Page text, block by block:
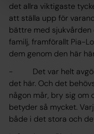
det allra viktigaste
att ställa upp för
bättre med sjukvården
familj, framförallt Pia-
dem genom den här
- Det var helt
det här. Och det
någon mår, bry sig om
betyder så mycket.
både i det stora och